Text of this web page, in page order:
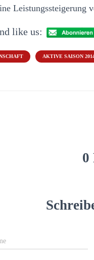
Leistungssteigerung
like us:
AKTIVE SAISON
0